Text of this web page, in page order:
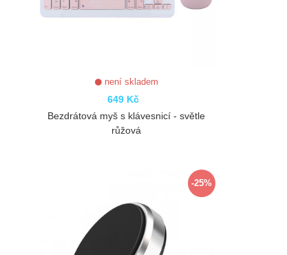
není skladem
649 Kč
Bezdrátová myš s klávesnicí - světle
růžová
-25%